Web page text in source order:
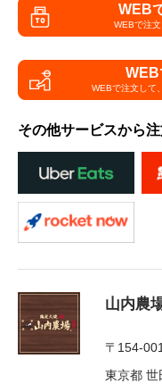
WEB
WEBで注文
WEB
WEBで注文して、
その他サービスから
山内農
〒154-
東京都